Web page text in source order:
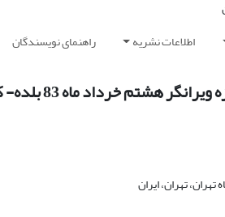
اطلاعات نشریه راهنمای نویسندگان
83 بلده- کجور در البرز مرکزی با تحلیل شکل موج میدان دور
تهران، ایران